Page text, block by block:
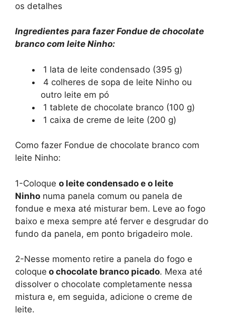
os detalhes
Ingredientes para fazer Fondue de chocolate
branco com leite Ninho:
1 lata de leite condensado (395 g)
4 colheres de sopa de leite Ninho ou
outro leite em pó
1 tablete de chocolate branco (100 g)
1 caixa de creme de leite (200 g)
Como fazer Fondue de chocolate branco com
leite Ninho:
1-Coloque o leite condensado e o leite
Ninho numa panela comum ou panela de
fondue e mexa até misturar bem. Leve ao fogo
baixo e mexa sempre até ferver e desgrudar do
fundo da panela, em ponto brigadeiro mole.
2-Nesse momento retire a panela do fogo e
coloque o chocolate branco picado. Mexa até
dissolver o chocolate completamente nessa
mistura e, em seguida, adicione o creme de
leite.